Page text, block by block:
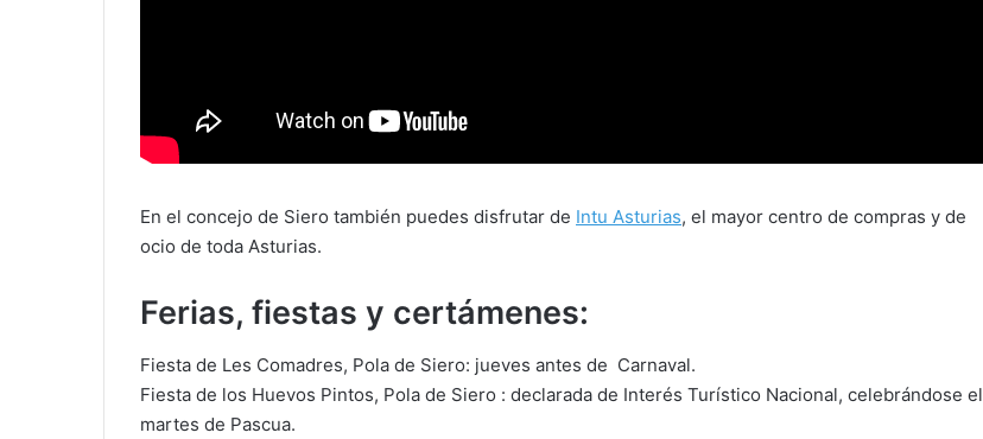
En el concejo de Siero también puedes disfrutar de Intu Asturias, el mayor centro de compras y de
ocio de toda Asturias.
Ferias, fiestas y certámenes:
Fiesta de Les Comadres, Pola de Siero: jueves antes de Carnaval.
Fiesta de los Huevos Pintos, Pola de Siero : declarada de Interés Turístico Nacional, celebrándose el
martes de Pascua.